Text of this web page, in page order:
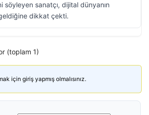
söyleyen sanatçı, dijital dünyanın
dikkat çekti.
(toplam 1)
için giriş yapmış olmalısınız.